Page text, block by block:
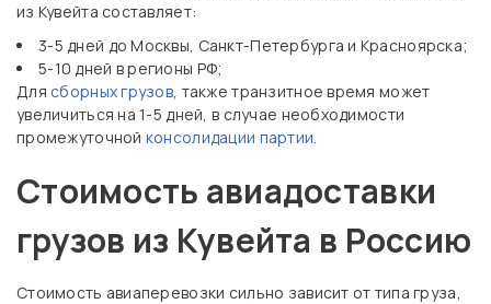
из Кувейта составляет:
3-5 дней до Москвы, Санкт-Петербурга и Красноярска;
5-10 дней в регионы РФ;
Для сборных грузов, также транзитное время может
увеличиться на 1-5 дней, в случае необходимости
промежуточной консолидации партии.
Стоимость авиадоставки
грузов из Кувейта в Россию
Стоимость авиаперевозки сильно зависит от типа груза,